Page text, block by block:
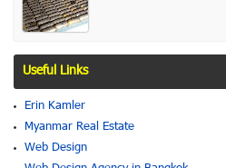
Useful Links
Erin Kamler
Myanmar Real Estate
Web Design